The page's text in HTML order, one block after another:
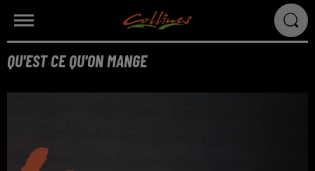
QU'EST CE QU'ON MANGE